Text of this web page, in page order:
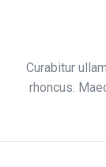
Curabitur
rhoncus.